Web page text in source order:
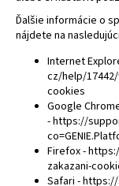
Ďalšie informácie o
nájdete na
Internet
cz/help/
cookies
Google
-https://
Firefox -
zakazani-
Safari -